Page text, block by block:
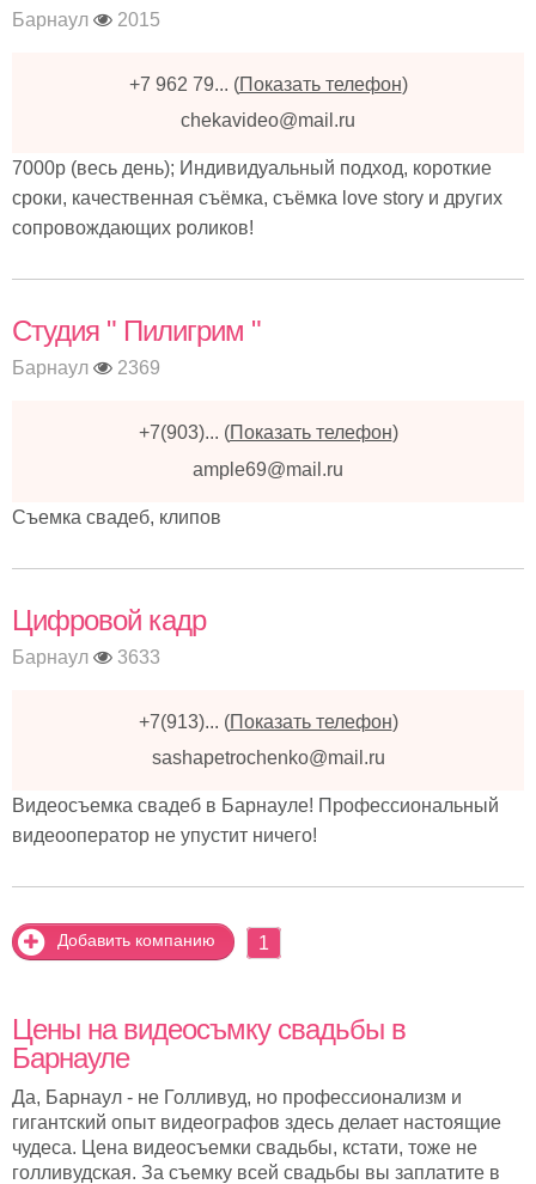
Барнаул 2015
+7 962 79... (Показать телефон)
chekavideo@mail.ru
7000р (весь день); Индивидуальный подход, короткие
сроки, качественная съёмка, съёмка love story и других
сопровождающих роликов!
Студия " Пилигрим "
Барнаул 2369
+7(903)... (Показать телефон)
ample69@mail.ru
Съемка свадеб, клипов
Цифровой кадр
Барнаул 3633
+7(913)... (Показать телефон)
sashapetrochenko@mail.ru
Видеосъемка свадеб в Барнауле! Профессиональный
видеооператор не упустит ничего!
Добавить компанию 1
Цены на видеосъмку свадьбы в
Барнауле
Да, Барнаул - не Голливуд, но профессионализм и
гигантский опыт видеографов здесь делает настоящие
чудеса. Цена видеосъемки свадьбы, кстати, тоже не
голливудская. За съемку всей свадьбы вы заплатите в